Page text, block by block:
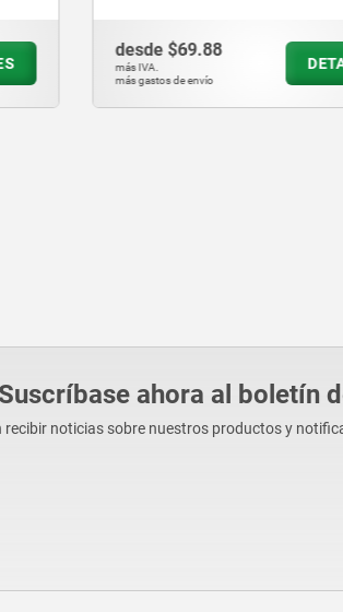
desde $69.88
más IVA.
más gastos de envío
Suscríbase ahora al boletín
recibir noticias sobre nuestros productos y